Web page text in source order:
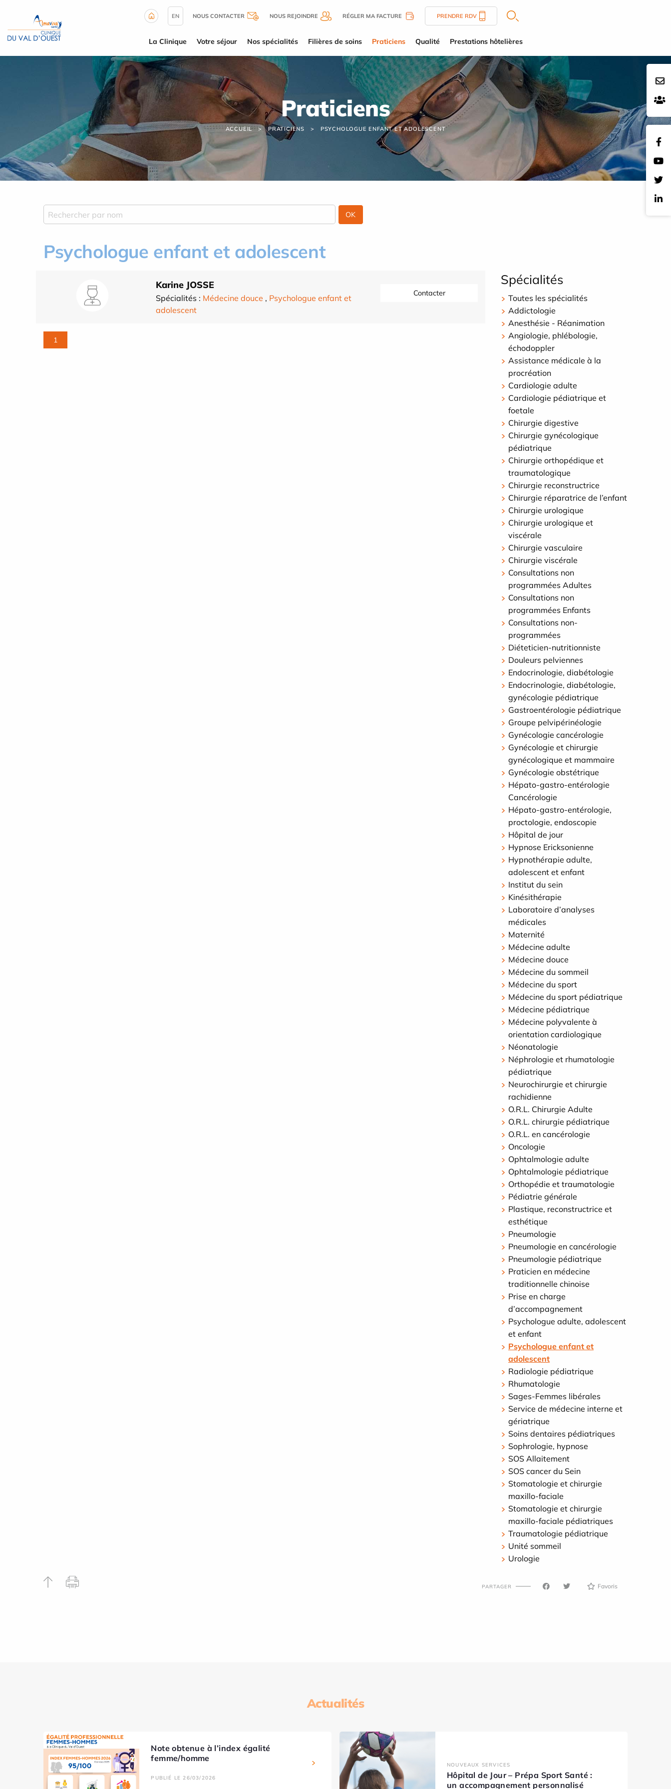
EN NOUS CONTACTER NOUS REJOINDRE RÉGLER MA FACTURE PRENDRE RDV
La Clinique Votre séjour Nos spécialités Filières de soins Praticiens Qualité Prestations hôtelières
Praticiens
ACCUEIL PRATICIENS PSYCHOLOGUE ENFANT ET ADOLESCENT
Psychologue enfant et adolescent
Karine JOSSE
Spécialités : Médecine douce , Psychologue enfant et
adolescent
Contacter
1
Spécialités
Toutes les spécialités
Addictologie
Anesthésie - Réanimation
Angiologie, phlébologie,
échodoppler
Assistance médicale à la
procréation
Cardiologie adulte
Cardiologie pédiatrique et
foetale
Chirurgie digestive
Chirurgie gynécologique
pédiatrique
Chirurgie orthopédique et
traumatologique
Chirurgie reconstructrice
Chirurgie réparatrice de l’enfant
Chirurgie urologique
Chirurgie urologique et
viscérale
Chirurgie vasculaire
Chirurgie viscérale
Consultations non
programmées Adultes
Consultations non
programmées Enfants
Consultations non-
programmées
Diéteticien-nutritionniste
Douleurs pelviennes
Endocrinologie, diabétologie
Endocrinologie, diabétologie,
gynécologie pédiatrique
Gastroentérologie pédiatrique
Groupe pelvipérinéologie
Gynécologie cancérologie
Gynécologie et chirurgie
gynécologique et mammaire
Gynécologie obstétrique
Hépato-gastro-entérologie
Cancérologie
Hépato-gastro-entérologie,
proctologie, endoscopie
Hôpital de jour
Hypnose Ericksonienne
Hypnothérapie adulte,
adolescent et enfant
Institut du sein
Kinésithérapie
Laboratoire d’analyses
médicales
Maternité
Médecine adulte
Médecine douce
Médecine du sommeil
Médecine du sport
Médecine du sport pédiatrique
Médecine pédiatrique
Médecine polyvalente à
orientation cardiologique
Néonatologie
Néphrologie et rhumatologie
pédiatrique
Neurochirurgie et chirurgie
rachidienne
O.R.L. Chirurgie Adulte
O.R.L. chirurgie pédiatrique
O.R.L. en cancérologie
Oncologie
Ophtalmologie adulte
Ophtalmologie pédiatrique
Orthopédie et traumatologie
Pédiatrie générale
Plastique, reconstructrice et
esthétique
Pneumologie
Pneumologie en cancérologie
Pneumologie pédiatrique
Praticien en médecine
traditionnelle chinoise
Prise en charge
d’accompagnement
Psychologue adulte, adolescent
et enfant
Psychologue enfant et
adolescent
Radiologie pédiatrique
Rhumatologie
Sages-Femmes libérales
Service de médecine interne et
gériatrique
Soins dentaires pédiatriques
Sophrologie, hypnose
SOS Allaitement
SOS cancer du Sein
Stomatologie et chirurgie
maxillo-faciale
Stomatologie et chirurgie
maxillo-faciale pédiatriques
Traumatologie pédiatrique
Unité sommeil
Urologie
PARTAGER Favoris
Actualités
Note obtenue à l’index égalité
femme/homme
PUBLIÉ LE 26/03/2026
NOUVEAUX SERVICES
Hôpital de Jour – Prépa Sport Santé :
un accompagnement personnalisé